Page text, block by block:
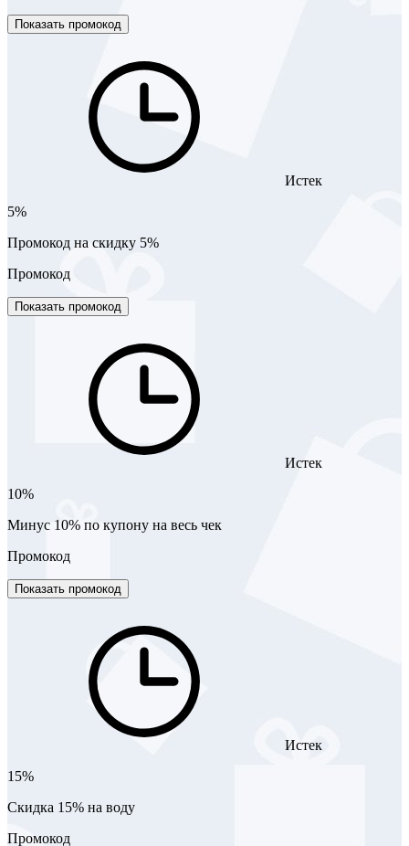
Показать промокод
Истек
5%
Промокод на скидку 5%
Промокод
Показать промокод
Истек
10%
Минус 10% по купону на весь чек
Промокод
Показать промокод
Истек
15%
Скидка 15% на воду
Промокод